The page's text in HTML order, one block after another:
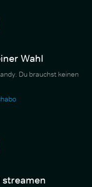
Wahl
Du brauchst keinen